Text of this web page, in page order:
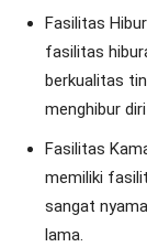
Fasilitas
fasilitas
berkualitas
menghibur
Fasilitas
memiliki
sangat
lama.